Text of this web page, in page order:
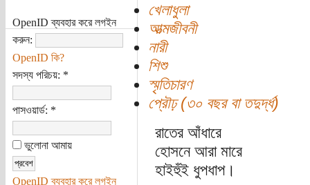
OpenID ব্যবহার করে লগইন
করুন:
OpenID কি?
সদস্য পরিচয়: *
পাসওয়ার্ড: *
ভুলোনা আমায়
OpenID ব্যবহার করে লগইন
খেলাধুলা
আত্মজীবনী
নারী
শিশু
স্মৃতিচারণ
প্রৌঢ় (৩০ বছর বা তদুর্দ্ধ)
রাতের আঁধারে
হোসনে আরা মারে
হাইহুঁই ধুপধাপ।